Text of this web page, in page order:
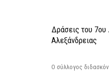
Δράσεις του 7ου
Αλεξάνδρειας
Ο σύλλογος